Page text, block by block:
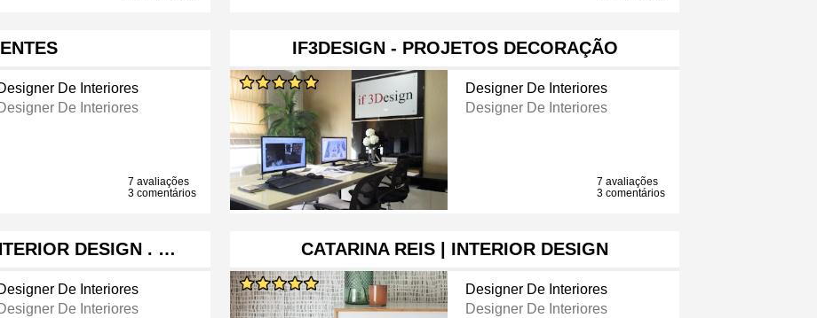
De Interiores
De Interiores
7 avaliações
3 comentários
IF3DESIGN - PROJETOS DECORAÇÃO
Designer De Interiores
Designer De Interiores
7 avaliações
3 comentários
DESIGN . …
De Interiores
De Interiores
CATARINA REIS | INTERIOR DESIGN
Designer De Interiores
Designer De Interiores